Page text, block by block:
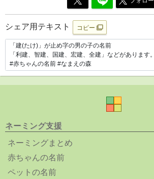
シェア用テキスト コピー
ネーミング支援
ネーミングまとめ
赤ちゃんの名前
ペットの名前